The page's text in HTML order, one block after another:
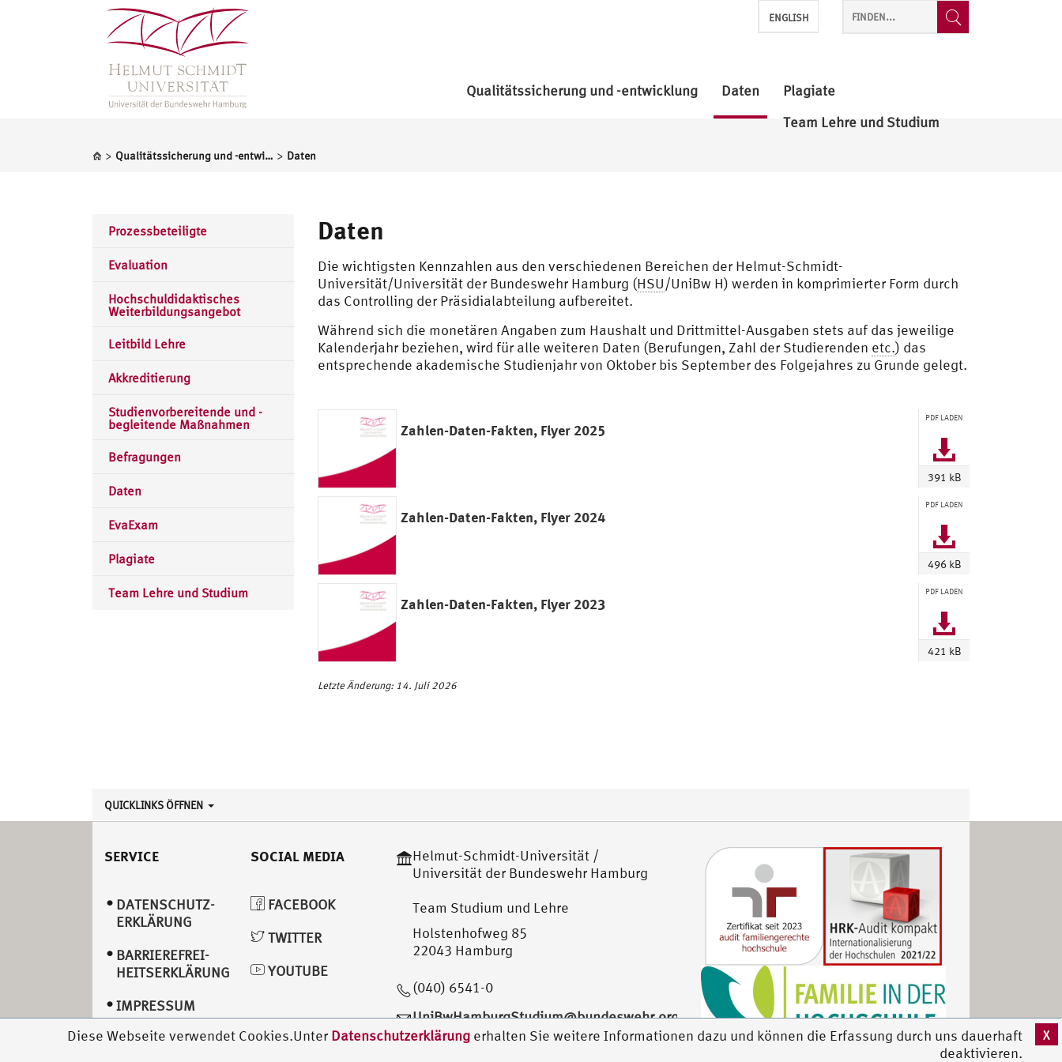
Diese Webseite verwendet Cookies.Unter Datenschutzerklärung erhalten Sie weitere Informationen dazu und können die Erfassung durch uns dauerhaft
deaktivieren.
X
ENGLISH
Qualitätssicherung und -entwicklung Daten
Plagiate
Team Lehre und Studium
> Qualitätssicherung und -entwicklung > Daten
Prozessbeteiligte
Evaluation
Hochschuldidaktisches
Weiterbildungsangebot
Leitbild Lehre
Akkreditierung
Studienvorbereitende und -
begleitende Maßnahmen
Befragungen
Daten
EvaExam
Plagiate
Team Lehre und Studium
Daten
Die wichtigsten Kennzahlen aus den verschiedenen Bereichen der Helmut-Schmidt-
Universität/Universität der Bundeswehr Hamburg (HSU/UniBw H) werden in komprimierter Form durch
das Controlling der Präsidialabteilung aufbereitet.
Während sich die monetären Angaben zum Haushalt und Drittmittel-Ausgaben stets auf das jeweilige
Kalenderjahr beziehen, wird für alle weiteren Daten (Berufungen, Zahl der Studierenden etc.) das
entsprechende akademische Studienjahr von Oktober bis September des Folgejahres zu Grunde gelegt.
Zahlen-Daten-Fakten, Flyer 2025
PDF LADEN
391 kB
Zahlen-Daten-Fakten, Flyer 2024
PDF LADEN
496 kB
Zahlen-Daten-Fakten, Flyer 2023
PDF LADEN
421 kB
Letzte Änderung: 14. Juli 2026
QUICKLINKS ÖFFNEN
SERVICE
DATENSCHUTZ­
ERKLÄRUNG
BARRIEREFREI­
HEITSERKLÄRUNG
IMPRESSUM
SOCIAL MEDIA
FACEBOOK
TWITTER
YOUTUBE
Helmut-Schmidt-Universität /
Universität der Bundeswehr Hamburg
Team Studium und Lehre
Holstenhofweg 85
22043 Hamburg
(040) 6541-0
UniBwHamburgStudium@bundeswehr.org